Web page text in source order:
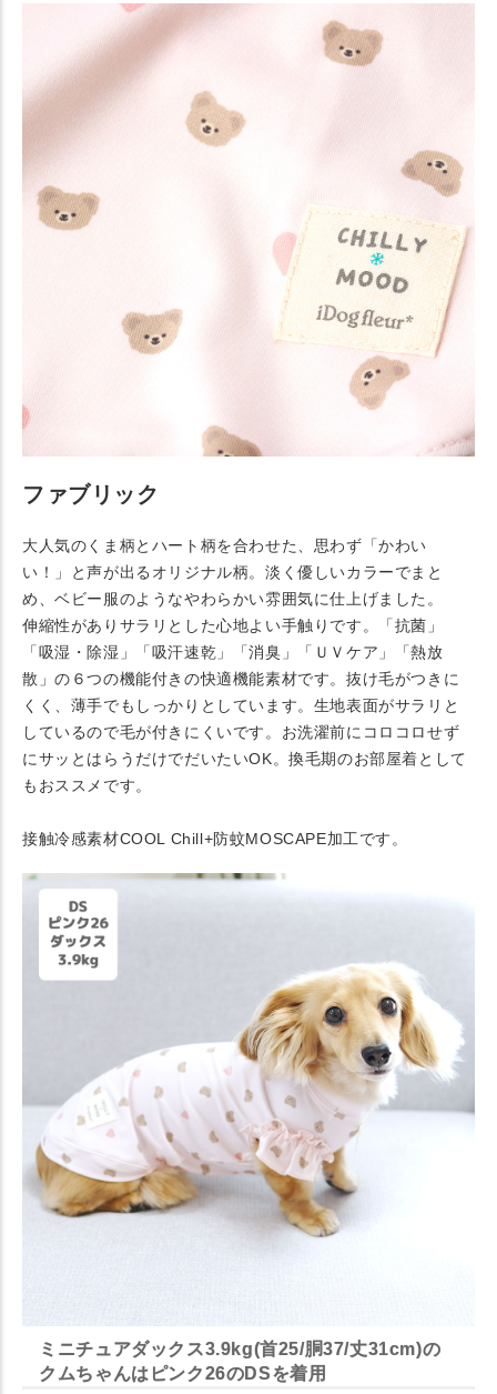
ファブリック
大人気のくま柄とハート柄を合わせた、思わず「かわい
い！」と声が出るオリジナル柄。淡く優しいカラーでまと
め、ベビー服のようなやわらかい雰囲気に仕上げました。
伸縮性がありサラリとした心地よい手触りです。「抗菌」
「吸湿・除湿」「吸汗速乾」「消臭」「ＵＶケア」「熱放
散」の６つの機能付きの快適機能素材です。抜け毛がつきに
くく、薄手でもしっかりとしています。生地表面がサラリと
しているので毛が付きにくいです。お洗濯前にコロコロせず
にサッとはらうだけでだいたいOK。換毛期のお部屋着として
もおススメです。
接触冷感素材COOL Chill+防蚊MOSCAPE加工です。
ミニチュアダックス3.9kg(首25/胴37/丈31cm)の
クムちゃんはピンク26のDSを着用